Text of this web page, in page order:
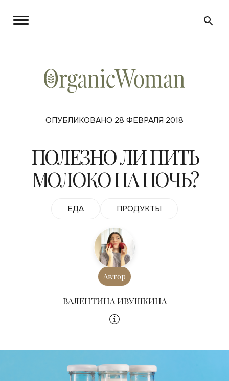
ОПУБЛИКОВАНО 28 ФЕВРАЛЯ 2018
ПОЛЕЗНО ЛИ ПИТЬ
МОЛОКО НА НОЧЬ?
ЕДА ПРОДУКТЫ
Автор
ВАЛЕНТИНА ИВУШКИНА